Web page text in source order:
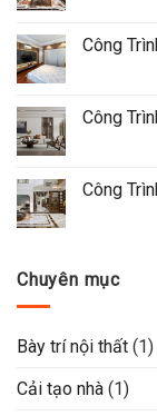
Công
Công
Công
Chuyên mục
Bày trí nội thất (1)
Cải tạo nhà (1)